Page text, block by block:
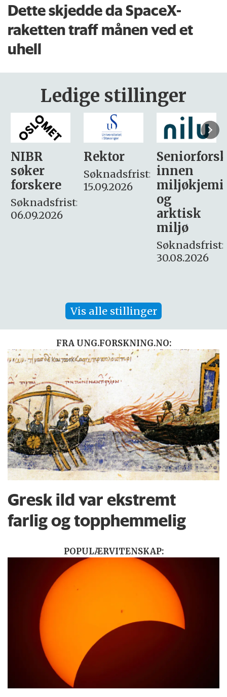
Dette skjedde da SpaceX-
raketten traff månen ved et
uhell
Ledige stillinger
Rektor
Søknadsfrist:
15.09.2026
Seniorforsker
innen
miljøkjemi
søker
– fast
Søknadsfrist:
16. august.
Vis alle stillinger
FRA UNG.FORSKNING.NO:
Gresk ild var ekstremt
farlig og topphemmelig
POPULÆRVITENSKAP: